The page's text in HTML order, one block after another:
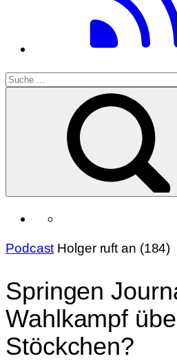
Podcast Holger ruft an (184)
Springen
Wahlkampf
Stöckchen?